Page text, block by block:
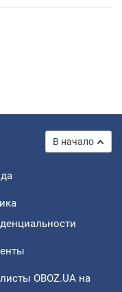
В начало
OBOZ.UA на